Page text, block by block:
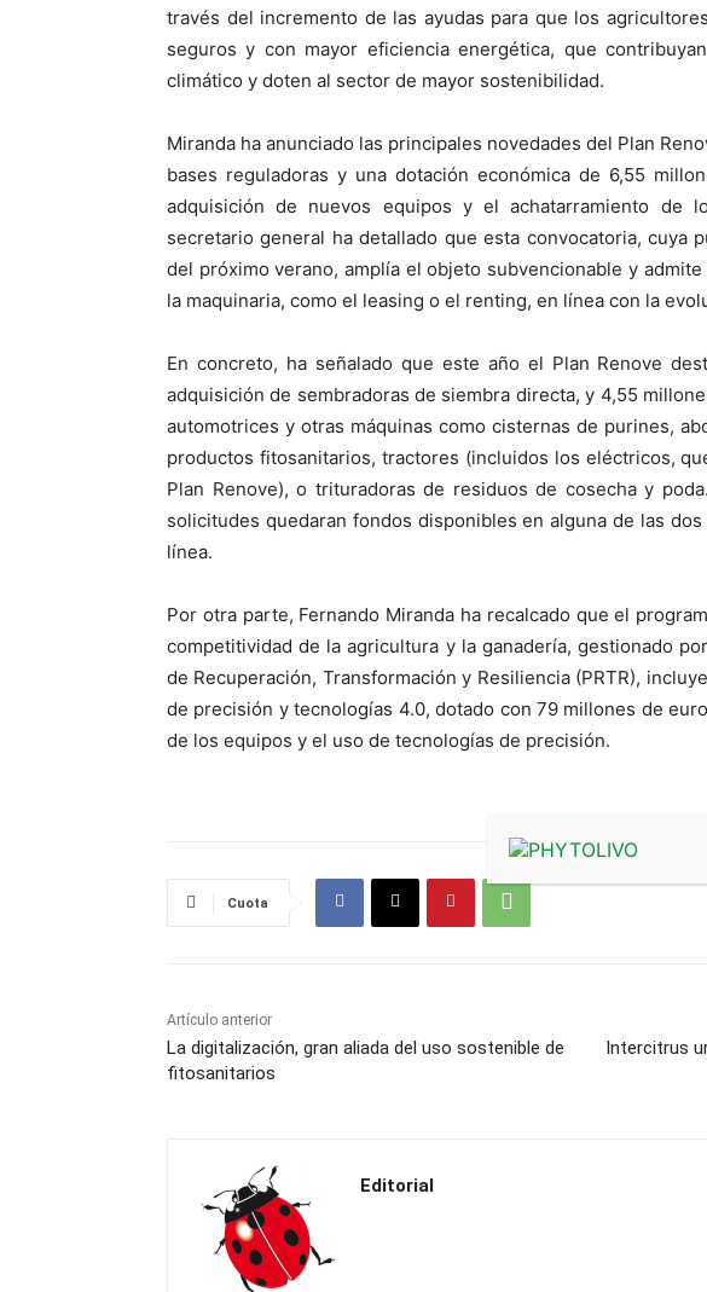
través del incremento de las ayudas para que los
seguros y con mayor eficiencia energética, que
climático y doten al sector de mayor sostenibilidad.
Miranda ha anunciado las principales novedades del Plan
bases reguladoras y una dotación económica de 6,55
adquisición de nuevos equipos y el achatarramiento de
secretario general ha detallado que esta convocatoria, cuya
del próximo verano, amplía el objeto subvencionable y
la maquinaria, como el leasing o el renting, en línea con la
En concreto, ha señalado que este año el Plan Renove
adquisición de sembradoras de siembra directa, y 4,55
automotrices y otras máquinas como cisternas de purines,
productos fitosanitarios, tractores (incluidos los eléctricos,
Plan Renove), o trituradoras de residuos de cosecha y
solicitudes quedaran fondos disponibles en alguna de las
línea.
Por otra parte, Fernando Miranda ha recalcado que el
competitividad de la agricultura y la ganadería, gestionado
de Recuperación, Transformación y Resiliencia (PRTR),
de precisión y tecnologías 4.0, dotado con 79 millones de
de los equipos y el uso de tecnologías de precisión.
Cuota
Artículo anterior
La digitalización, gran aliada del uso sostenible de
fitosanitarios
Intercitrus
Editorial